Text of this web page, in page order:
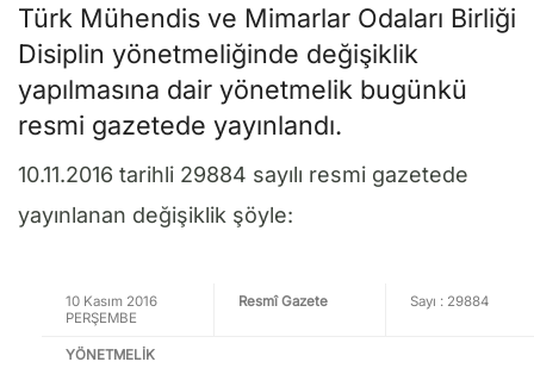
Türk Mühendis ve Mimarlar Odaları Birliği
Disiplin yönetmeliğinde değişiklik
yapılmasına dair yönetmelik bugünkü
resmi gazetede yayınlandı.
10.11.2016 tarihli 29884 sayılı resmi gazetede
yayınlanan değişiklik şöyle:
10 Kasım 2016
PERŞEMBE
Resmî Gazete Sayı : 29884
YÖNETMELİK